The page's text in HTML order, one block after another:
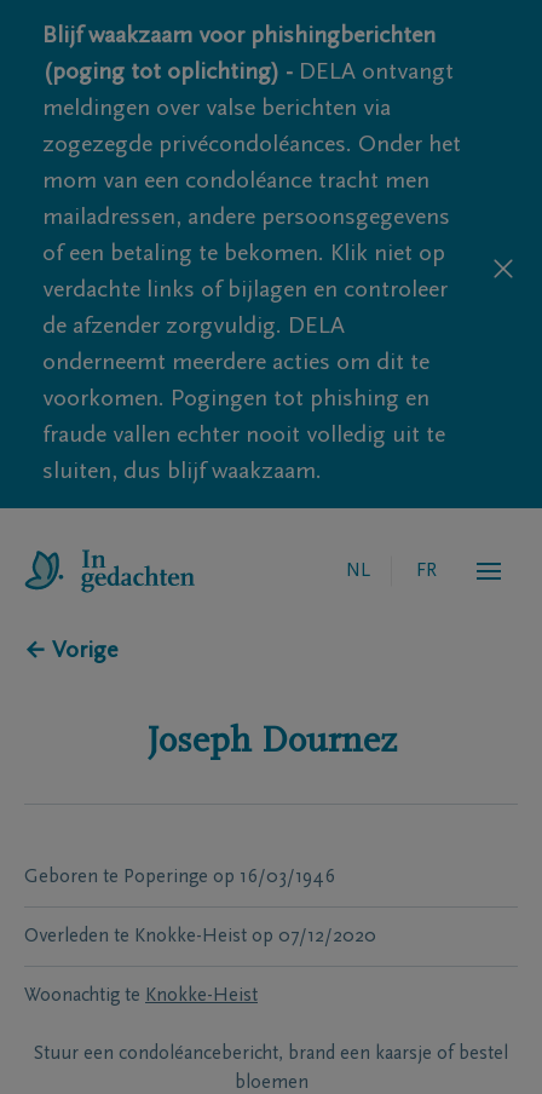
Blijf waakzaam voor phishingberichten
(poging tot oplichting) - DELA ontvangt
meldingen over valse berichten via
zogezegde privécondoléances. Onder het
mom van een condoléance tracht men
mailadressen, andere persoonsgegevens
of een betaling te bekomen. Klik niet op
verdachte links of bijlagen en controleer
de afzender zorgvuldig. DELA
onderneemt meerdere acties om dit te
voorkomen. Pogingen tot phishing en
fraude vallen echter nooit volledig uit te
sluiten, dus blijf waakzaam.
NL FR
← Vorige
Joseph Dournez
Geboren te Poperinge op 16/03/1946
Overleden te Knokke-Heist op 07/12/2020
Woonachtig te Knokke-Heist
Stuur een condoléancebericht, brand een kaarsje of bestel
bloemen